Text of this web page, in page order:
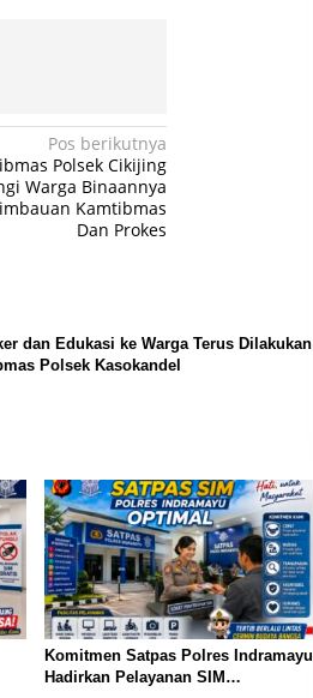
Pos berikutnya
Polsek Cikijing
Warga Binaannya
Kamtibmas
Dan Prokes
dan Edukasi ke Warga Terus Dilakukan
Polsek Kasokandel
Komitmen Satpas Polres Indramayu
Hadirkan Pelayanan SIM